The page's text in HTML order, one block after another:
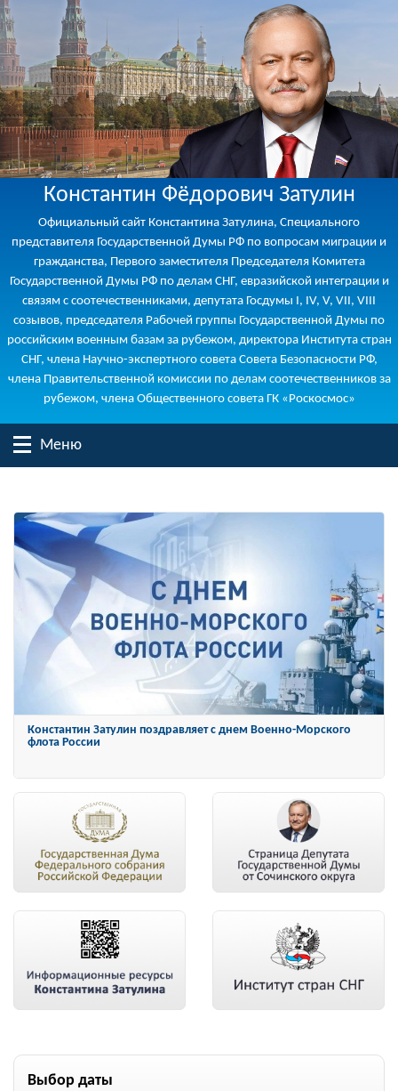
Константин Фёдорович Затулин
Официальный сайт Константина Затулина, Специального
представителя Государственной Думы РФ по вопросам миграции и
гражданства, Первого заместителя Председателя Комитета
Государственной Думы РФ по делам СНГ, евразийской интеграции и
связям с соотечественниками, депутата Госдумы I, IV, V, VII, VIII
созывов, председателя Рабочей группы Государственной Думы по
российским военным базам за рубежом, директора Института стран
СНГ, члена Научно-экспертного совета Совета Безопасности РФ,
члена Правительственной комиссии по делам соотечественников за
рубежом, члена Общественного совета ГК «Роскосмос»
Меню
Константин Затулин награжден Орденом «За заслуги перед
Отечеством» IV степени
Выбор даты